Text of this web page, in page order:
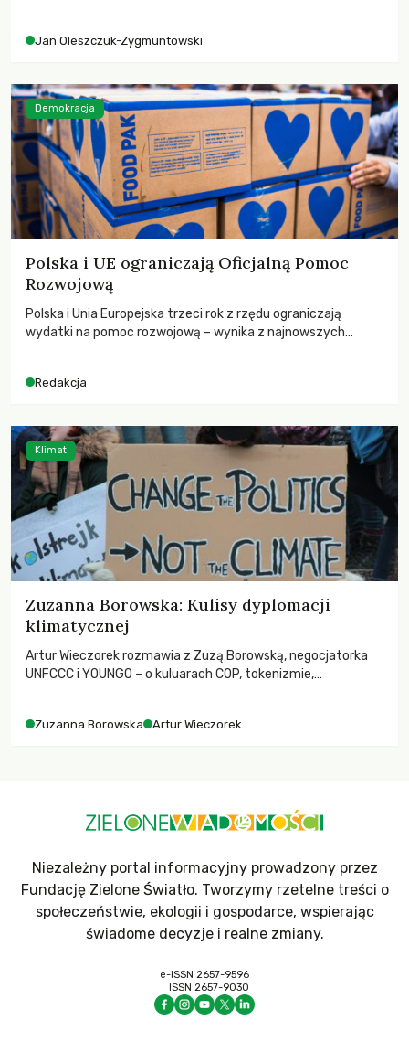
Jan Oleszczuk-Zygmuntowski
Polska i UE ograniczają Oficjalną Pomoc
Rozwojową
Polska i Unia Europejska trzeci rok z rzędu ograniczają
wydatki na pomoc rozwojową – wynika z najnowszych
odnotowano największe tąpnięcie ODA w historii. Jakie będą
kryzysami i ubóstwem?
Redakcja
Demokracja
Zuzanna Borowska: Kulisy dyplomacji
klimatycznej
Artur Wieczorek rozmawia z Zuzą Borowską, negocjatorka
UNFCCC i YOUNGO – o kuluarach COP, tokenizmie,
Zuzanna Borowska Artur Wieczorek
Klimat
Niezależny portal informacyjny prowadzony przez
Fundację Zielone Światło. Tworzymy rzetelne treści o
społeczeństwie, ekologii i gospodarce, wspierając
świadome decyzje i realne zmiany.
e-ISSN 2657-9596
ISSN 2657-9030